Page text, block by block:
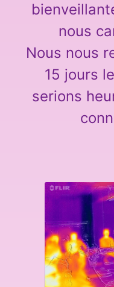
nous
Nous nous
15 jours
serions